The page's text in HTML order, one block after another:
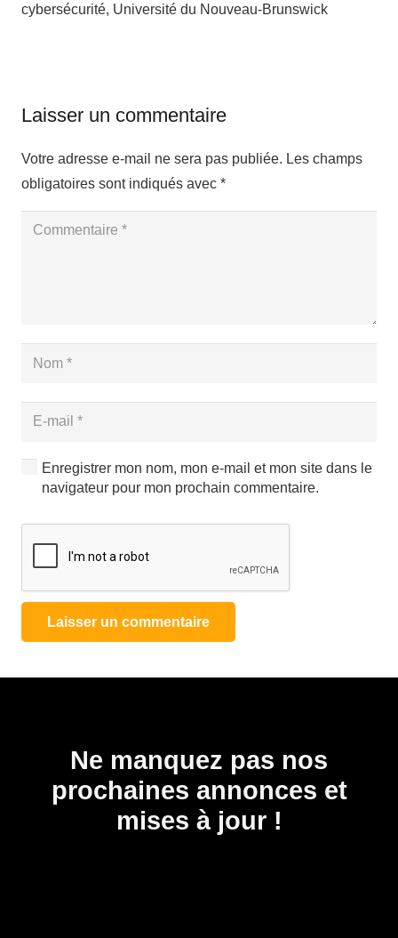
cybersécurité, Université du Nouveau-Brunswick
Laisser un commentaire
Votre adresse e-mail ne sera pas publiée. Les champs
obligatoires sont indiqués avec *
Enregistrer mon nom, mon e-mail et mon site dans le
navigateur pour mon prochain commentaire.
Laisser un commentaire
Ne manquez pas nos
prochaines annonces et
mises à jour !